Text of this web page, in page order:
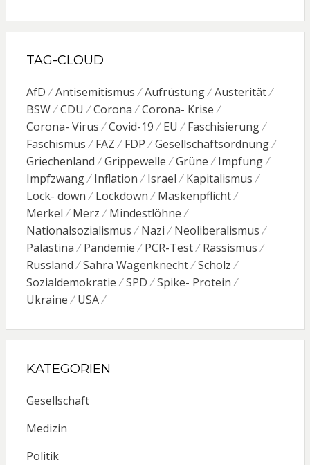
TAG-CLOUD
AfD Antisemitismus Aufrüstung
Austerität
BSW
CDU Corona
Corona- Krise
Corona- Virus
Covid-19 EU
Faschisierung
Faschismus
FAZ FDP
Gesellschaftsordnung
Griechenland
Grippewelle Grüne
Impfung
Impfzwang
Inflation Israel
Kapitalismus
Lock- down
Lockdown
Maskenpflicht
Merkel
Merz
Mindestlöhne
Nationalsozialismus
Nazi
Neoliberalismus
Palästina
Pandemie PCR-Test
Rassismus
Russland
Sahra Wagenknecht
Scholz
Sozialdemokratie
SPD
Spike- Protein
Ukraine
USA
KATEGORIEN
Gesellschaft
Medizin
Politik